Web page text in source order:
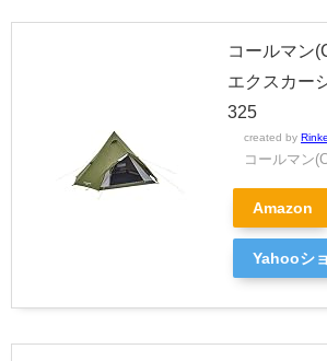
コールマン
エクスカー
325
created by
コールマン
Amazon
Yahooシ